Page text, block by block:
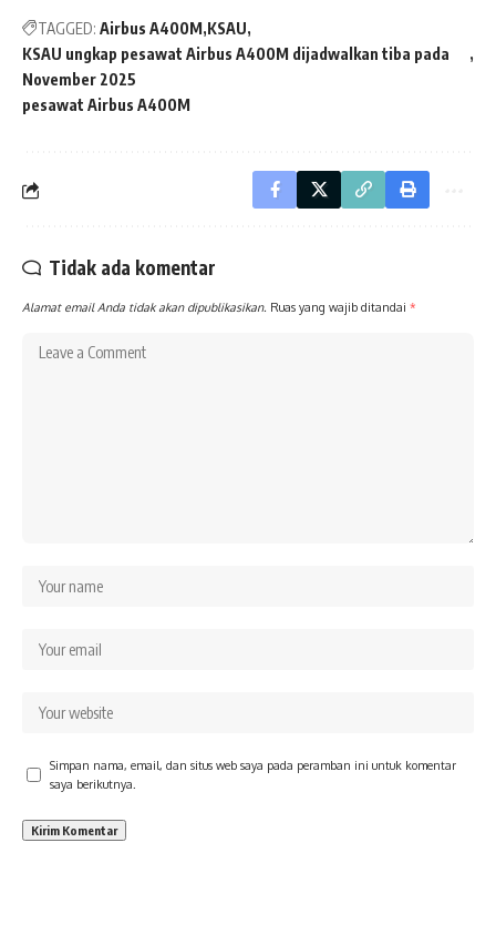
TAGGED: Airbus A400M KSAU
KSAU ungkap pesawat Airbus A400M dijadwalkan tiba pada
November 2025
pesawat Airbus A400M
Tidak ada komentar
Alamat email Anda tidak akan dipublikasikan. Ruas yang wajib ditandai *
Simpan nama, email, dan situs web saya pada peramban ini untuk komentar
saya berikutnya.